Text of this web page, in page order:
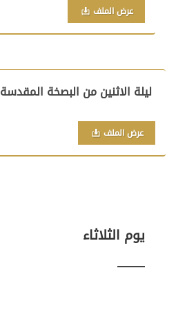
عرض الملف
ليلة الاثنين من البصخة المقدسة
عرض الملف
يوم الثلاثاء